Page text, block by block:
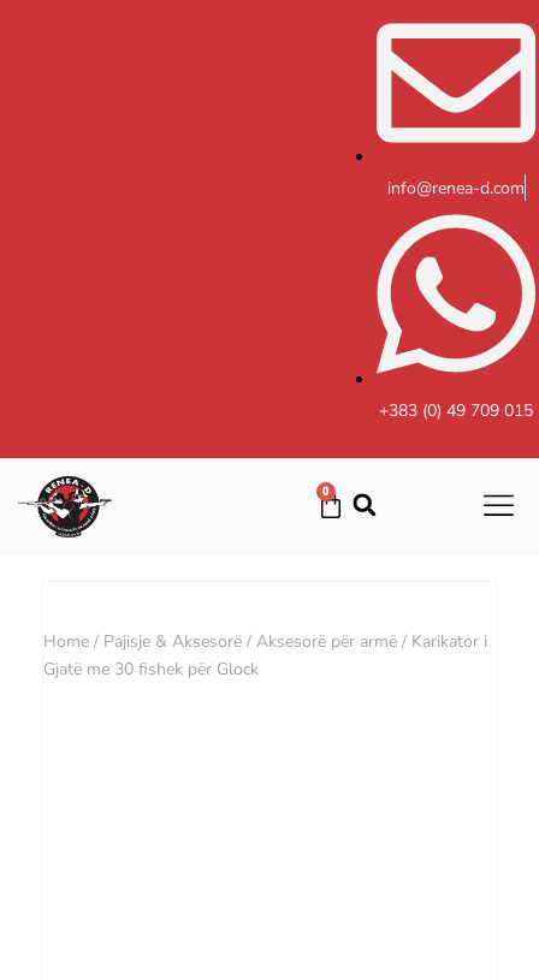
info@renea-d.com
+383 (0) 49 709 015
0
Cart
Home / Pajisje & Aksesorë / Aksesorë për armë / Karikator i
Gjatë me 30 fishek për Glock